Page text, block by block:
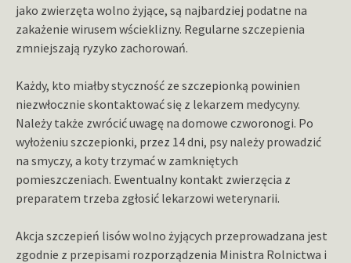
jako zwierzęta wolno żyjące, są najbardziej podatne na
zakażenie wirusem wścieklizny. Regularne szczepienia
zmniejszają ryzyko zachorowań.
Każdy, kto miałby styczność ze szczepionką powinien
niezwłocznie skontaktować się z lekarzem medycyny.
Należy także zwrócić uwagę na domowe czworonogi. Po
wyłożeniu szczepionki, przez 14 dni, psy należy prowadzić
na smyczy, a koty trzymać w zamkniętych
pomieszczeniach. Ewentualny kontakt zwierzęcia z
preparatem trzeba zgłosić lekarzowi weterynarii.
Akcja szczepień lisów wolno żyjących przeprowadzana jest
zgodnie z przepisami rozporządzenia Ministra Rolnictwa i